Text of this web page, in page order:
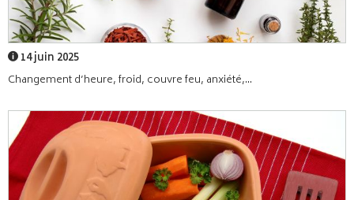
14 juin 2025
Changement d’heure, froid, couvre feu, anxiété,...